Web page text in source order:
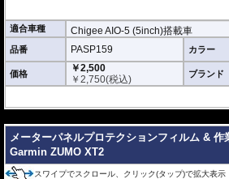
陽光などによ
を防ぎ、画
ちろん傷に
取付キット付
ニングクロス、細かい埃も除去する粘着シート
優れもの。満足のいく取付が容易になりました。
シリコーン系粘着材を採用し、画面を痛めること
がせば、元通りの状態になります。
適合車種 Chigee AIO-5 (5inch)搭載車
品番 PASP159 カラー
価格
￥2,500
￥2,750(税込) ブランド
メーターパネルプロテクションフィルム & 作
Garmin ZUMO XT2
スワイプでスクロール、クリック(タップ)で拡大表示